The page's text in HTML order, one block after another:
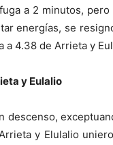
a 2 minutos,
energías, se
a 4.38 de Arrieta y
y Eulalio
descenso,
y Elulalio